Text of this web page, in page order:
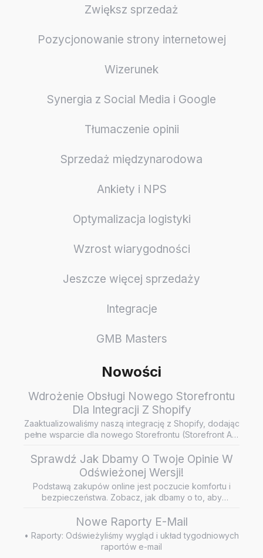
Zwiększ sprzedaż
Pozycjonowanie strony internetowej
Wizerunek
Synergia z Social Media i Google
Tłumaczenie opinii
Sprzedaż międzynarodowa
Ankiety i NPS
Optymalizacja logistyki
Wzrost wiarygodności
Jeszcze więcej sprzedaży
Integracje
GMB Masters
Nowości
Wdrożenie Obsługi Nowego Storefrontu
Dla Integracji Z Shopify
Zaaktualizowaliśmy naszą integrację z Shopify, dodając
pełne wsparcie dla nowego Storefrontu (Storefront API
Sprawdź Jak Dbamy O Twoje Opinie W
Odświeżonej Wersji!
Podstawą zakupów online jest poczucie komfortu i
bezpieczeństwa. Zobacz, jak dbamy o to, aby
Nowe Raporty E-Mail
• Raporty: Odświeżyliśmy wygląd i układ tygodniowych
raportów e-mail